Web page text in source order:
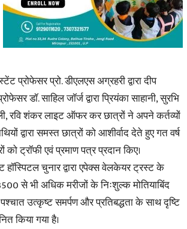
Hindi
News
Paper
प्रोफेसर प्रो. डीएलएस अग्रहरी द्वारा दीप
डॉ. साहिल जॉर्ज द्वारा प्रियंका साहानी, सुरभि
रवि शंकर लाइट ऑफर कर छात्रों ने अपने कर्तव्यों
द्वारा समस्त छात्रों को आशीर्वाद देते हुए गत वर्ष
ट्रॉफी एवं प्रमाण पत्र प्रदान किए।
चुनार द्वारा एपेक्स वेलकेयर ट्रस्ट के
से भी अधिक मरीजों के निःशुल्क मोतियाबिंद
उत्कृष्ट समर्पण और प्रतिबद्धता के साथ दृष्टि
किया गया है।